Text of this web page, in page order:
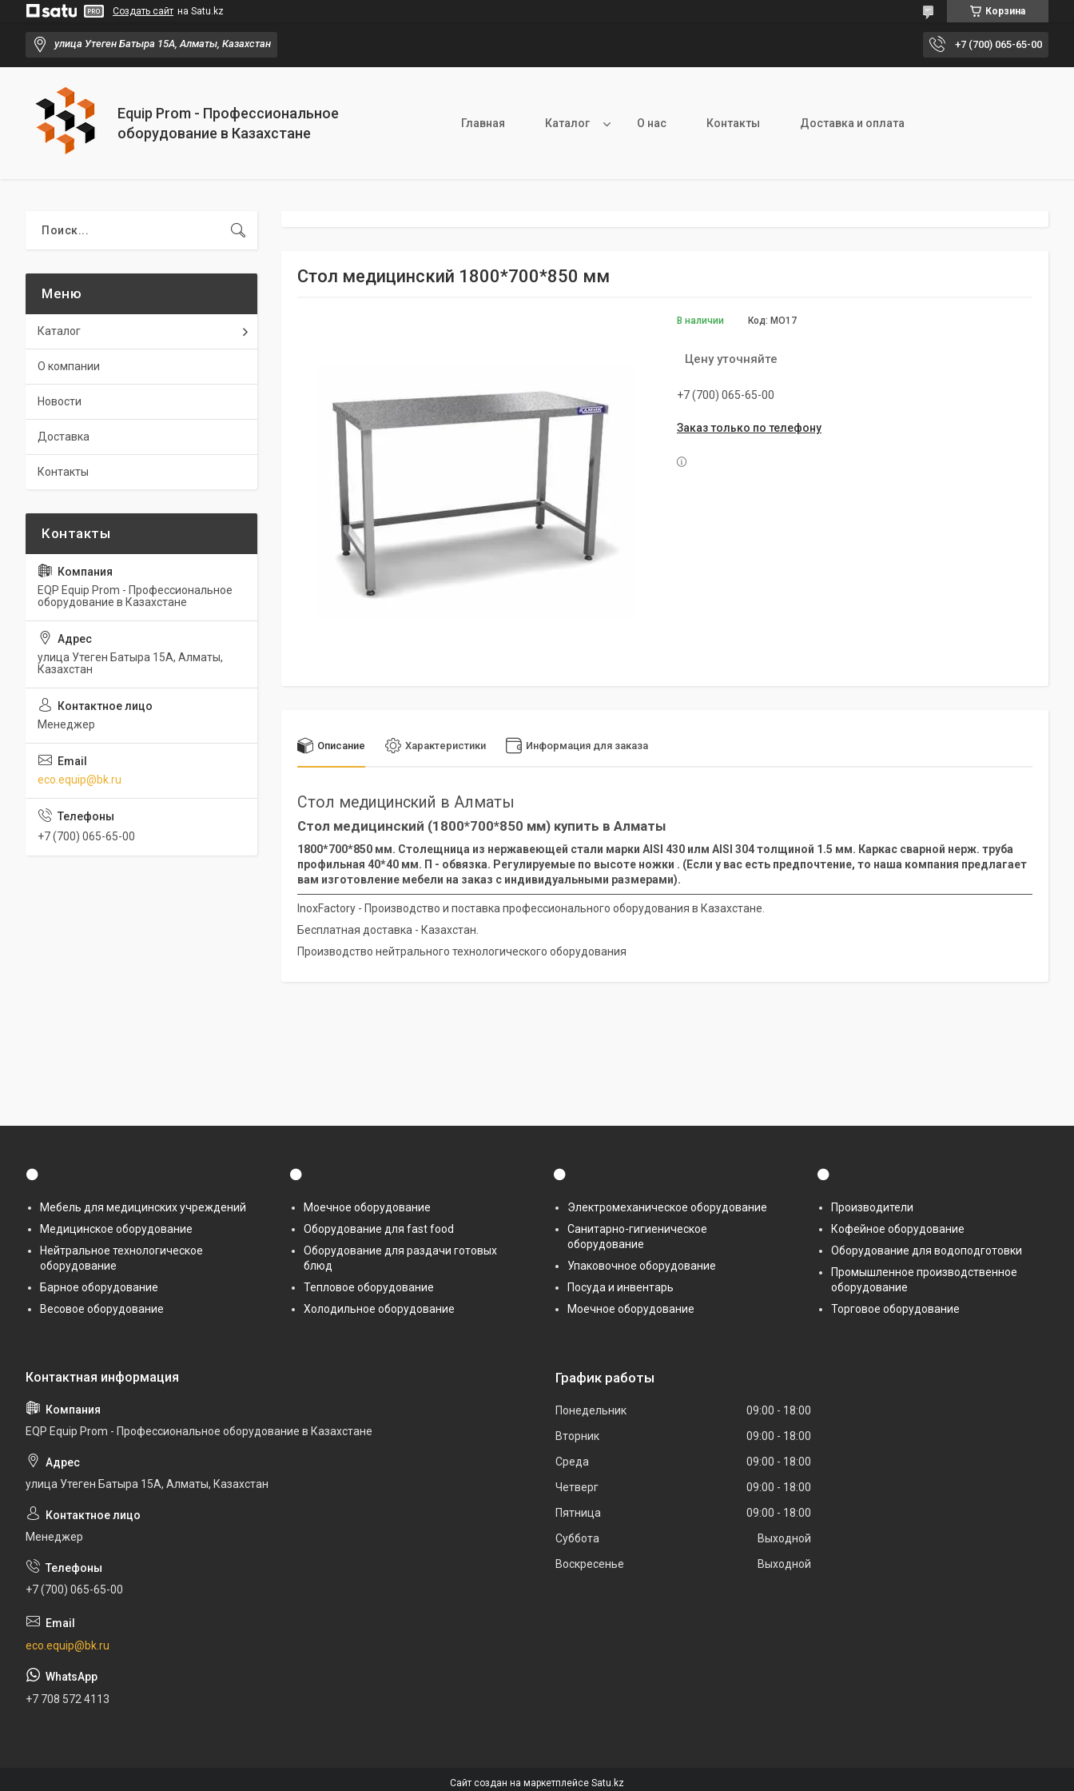
Создать сайт на Satu.kz Корзина
улица Утеген Батыра 15А, Алматы, Казахстан +7 (700) 065-65-00
Equip Prom - Профессиональное
оборудование в Казахстане
Главная Каталог О нас Контакты Доставка и оплата
Стол медицинский 1800*700*850 мм
В наличии Код: MO17
Цену уточняйте
+7 (700) 065-65-00
Заказ только по телефону
Описание Характеристики Информация для заказа
Стол медицинский в Алматы
Стол медицинский (1800*700*850 мм) купить в Алматы
1800*700*850 мм. Столещница из нержавеющей стали марки AISI 430 илм AISI 304 толщиной 1.5 мм. Каркас сварной нерж. труба
профильная 40*40 мм. П - обвязка. Регулируемые по высоте ножки . (Если у вас есть предпочтение, то наша компания предлагает
вам изготовление мебели на заказ с индивидуальными размерами).
InoxFactory - Производство и поставка профессионального оборудования в Казахстане.
Бесплатная доставка - Казахстан.
Производство нейтрального технологического оборудования
Каталог
О компании
Новости
Доставка
Контакты
EQP Equip Prom - Профессиональное
оборудование в Казахстане
улица Утеген Батыра 15А, Алматы,
Казахстан
Менеджер
eco.equip@bk.ru
+7 (700) 065-65-00
⚫
Мебель для медицинских учреждений
Медицинское оборудование
Нейтральное технологическое
оборудование
Барное оборудование
Весовое оборудование
⚫
Моечное оборудование
Оборудование для fast food
Оборудование для раздачи готовых
блюд
Тепловое оборудование
Холодильное оборудование
⚫
Электромеханическое оборудование
Санитарно-гигиеническое
оборудование
Упаковочное оборудование
Посуда и инвентарь
Моечное оборудование
⚫
Производители
Кофейное оборудование
Оборудование для водоподготовки
Промышленное производственное
оборудование
Торговое оборудование
EQP Equip Prom - Профессиональное оборудование в Казахстане
улица Утеген Батыра 15А, Алматы, Казахстан
Менеджер
+7 (700) 065-65-00
eco.equip@bk.ru
+7 708 572 4113
График работы
Понедельник 09:00
18:00
Вторник
09:00
18:00
Среда
09:00
18:00
Четверг
09:00
18:00
Пятница
09:00
18:00
Суббота
Выходной
Воскресенье
Выходной
Сайт создан на маркетплейсе Satu.kz